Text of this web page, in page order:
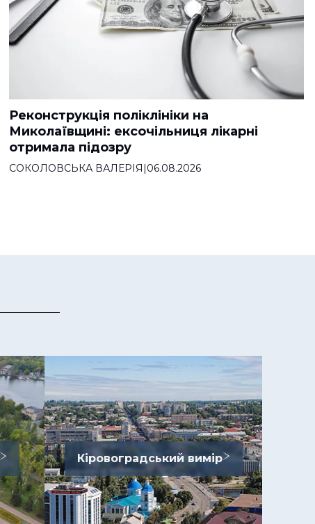
Реконструкція поліклініки на
Миколаївщині: ексочільниця лікарні
отримала підозру
СОКОЛОВСЬКА ВАЛЕРІЯ|06.08.2026
Кіровоградський вимір